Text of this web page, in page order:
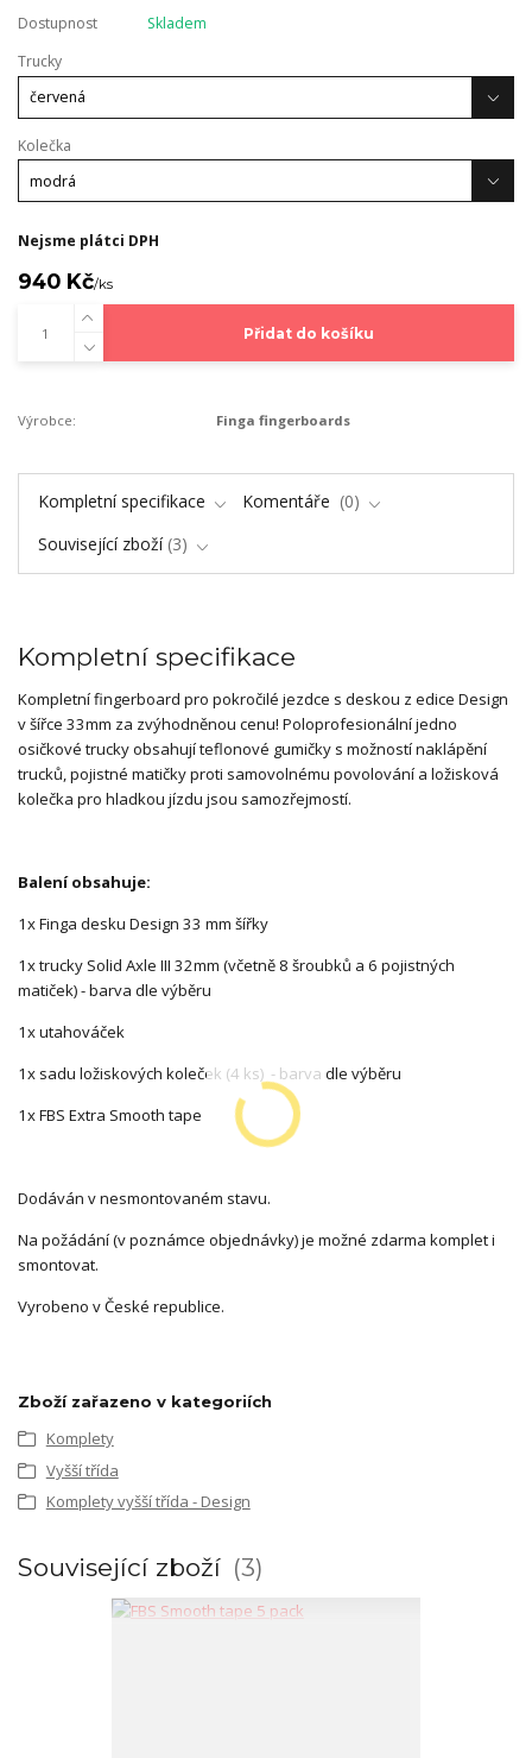
Dostupnost
Skladem
Trucky
Kolečka
Nejsme plátci DPH
940 Kč/ks
Přidat do košíku
Výrobce: Finga fingerboards
Kompletní specifikace Komentáře
0
Související zboží 3
Kompletní specifikace
Kompletní fingerboard pro pokročilé jezdce s deskou z edice Design
v šířce 33mm za zvýhodněnou cenu! Poloprofesionální jedno
osičkové trucky obsahují teflonové gumičky s možností naklápění
trucků, pojistné matičky proti samovolnému povolování a ložisková
kolečka pro hladkou jízdu jsou samozřejmostí.
Balení obsahuje:
1x Finga desku Design 33 mm šířky
1x trucky Solid Axle III 32mm (včetně 8 šroubků a 6 pojistných
matiček) - barva dle výběru
1x utahováček
1x sadu ložiskových koleček (4 ks) - barva dle výběru
1x FBS Extra Smooth tape
Dodáván v nesmontovaném stavu.
Na požádání (v poznámce objednávky) je možné zdarma komplet i
smontovat.
Vyrobeno v České republice.
Zboží zařazeno v kategoriích
Komplety
Vyšší třída
Komplety vyšší třída - Design
Související zboží 3